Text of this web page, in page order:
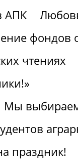
АПК
фондов
чтениях
Мы
праздник!